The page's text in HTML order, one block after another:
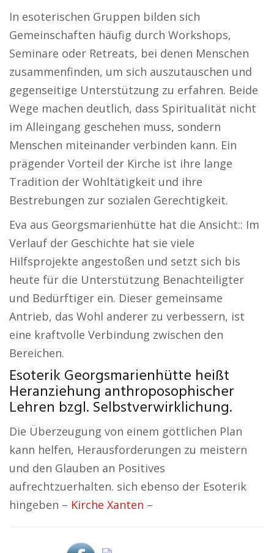
In esoterischen Gruppen bilden sich
Gemeinschaften häufig durch Workshops,
Seminare oder Retreats, bei denen Menschen
zusammenfinden, um sich auszutauschen und
gegenseitige Unterstützung zu erfahren. Beide
Wege machen deutlich, dass Spiritualität nicht
im Alleingang geschehen muss, sondern
Menschen miteinander verbinden kann. Ein
prägender Vorteil der Kirche ist ihre lange
Tradition der Wohltätigkeit und ihre
Bestrebungen zur sozialen Gerechtigkeit.
Eva aus Georgsmarienhütte hat die Ansicht:: Im
Verlauf der Geschichte hat sie viele
Hilfsprojekte angestoßen und setzt sich bis
heute für die Unterstützung Benachteiligter
und Bedürftiger ein. Dieser gemeinsame
Antrieb, das Wohl anderer zu verbessern, ist
eine kraftvolle Verbindung zwischen den
Bereichen.
Esoterik Georgsmarienhütte heißt
Heranziehung anthroposophischer
Lehren bzgl. Selbstverwirklichung.
Die Überzeugung von einem göttlichen Plan
kann helfen, Herausforderungen zu meistern
und den Glauben an Positives
aufrechtzuerhalten. sich ebenso der Esoterik
hingeben – Kirche Xanten –